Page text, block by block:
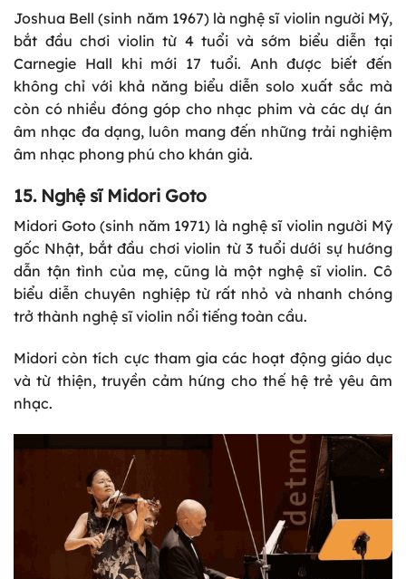
Joshua Bell (sinh năm 1967) là nghệ sĩ violin người Mỹ,
bắt đầu chơi violin từ 4 tuổi và sớm biểu diễn tại
Carnegie Hall khi mới 17 tuổi. Anh được biết đến
không chỉ với khả năng biểu diễn solo xuất sắc mà
còn có nhiều đóng góp cho nhạc phim và các dự án
âm nhạc đa dạng, luôn mang đến những trải nghiệm
âm nhạc phong phú cho khán giả.
15. Nghệ sĩ Midori Goto
Midori Goto (sinh năm 1971) là nghệ sĩ violin người Mỹ
gốc Nhật, bắt đầu chơi violin từ 3 tuổi dưới sự hướng
dẫn tận tình của mẹ, cũng là một nghệ sĩ violin. Cô
biểu diễn chuyên nghiệp từ rất nhỏ và nhanh chóng
trở thành nghệ sĩ violin nổi tiếng toàn cầu.
Midori còn tích cực tham gia các hoạt động giáo dục
và từ thiện, truyền cảm hứng cho thế hệ trẻ yêu âm
nhạc.